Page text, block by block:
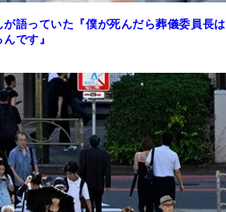
語っていた『僕が死んだら葬儀委員長は
です』